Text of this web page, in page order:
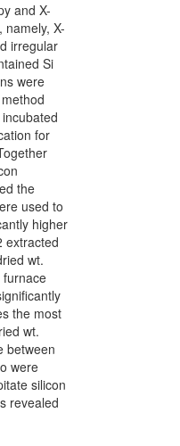
and X-
X-
irregular
Si
were
for
the
used to
higher
extracted
wt.
the most
wt.
between
were
silicon
revealed